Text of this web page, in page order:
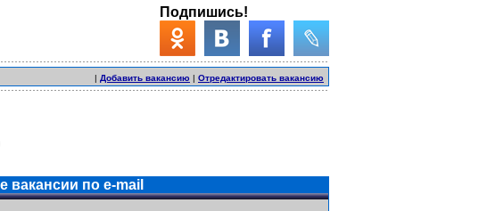
Подпишись!
| Добавить вакансию | Отредактировать вакансию
вакансии по e-mail